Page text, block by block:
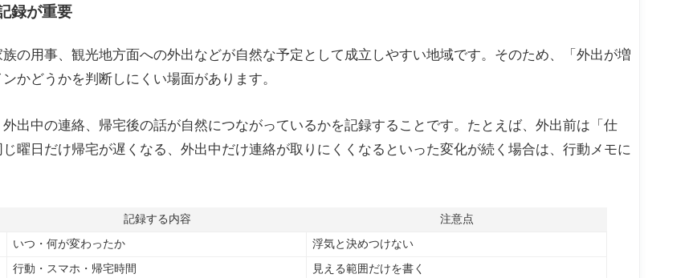
録が重要
の用事、観光地方面への外出などが自然な予定として成立しやすい地域です。そのため、「外出が増
かどうかを判断しにくい場面があります。
出中の連絡、帰宅後の話が自然につながっているかを記録することです。たとえば、外出前は「仕
曜日だけ帰宅が遅くなる、外出中だけ連絡が取りにくくなるといった変化が続く場合は、行動メモに
記録する内容 注意点
いつ・何が変わったか 浮気と決めつけない
行動・スマホ・帰宅時間 見える範囲だけを書く